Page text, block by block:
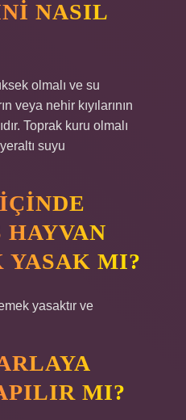
NASIL
olmalı ve su
veya nehir kıyılarının
Toprak kuru olmalı
suyu
HAYVAN
YASAK MI?
yasaktır ve
MI?